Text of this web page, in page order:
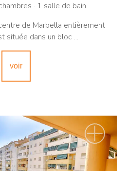
· 1 salle de bain
de Marbella entièrement
située dans un bloc ...
voir